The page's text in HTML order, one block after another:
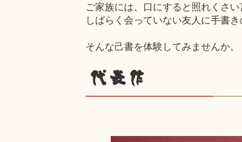
ご家族には、口にすると照れくさ
しばらく会っていない友人に手書
そんな己書を体験してみませんか。
代表作